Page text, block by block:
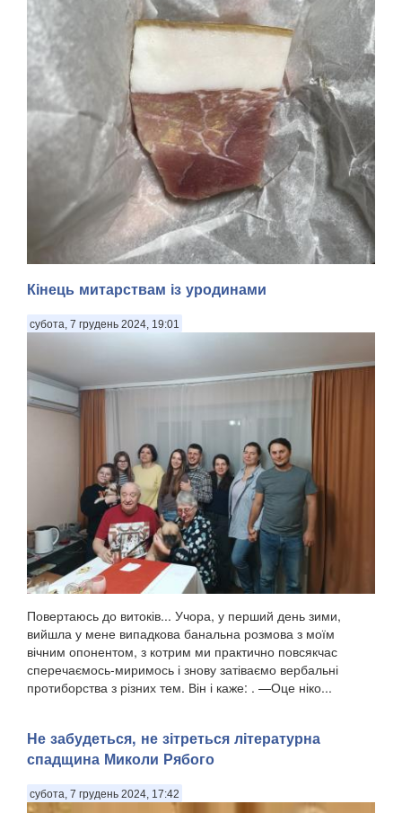
Смачного! Мабуть, із рік тому я звернув увагу на те, що в
регулярних і немилосердних обстрілах росіянцями наших
споконвічних територій так чи інакше під вогнем артилерії,
мінометів та ракет і, звичайно ж, проклятих «Шахедів»
замало не щодня щонайбільше...
Кінець митарствам із уродинами
субота, 7 грудень 2024, 19:01
Повертаюсь до витоків... Учора, у перший день зими,
вийшла у мене випадкова банальна розмова з моїм
вічним опонентом, з котрим ми практично повсякчас
сперечаємось-миримось і знову затіваємо вербальні
протиборства з різних тем. Він і каже: . —Оце ніко...
Не забудеться, не зітреться літературна
спадщина Миколи Рябого
субота, 7 грудень 2024, 17:42